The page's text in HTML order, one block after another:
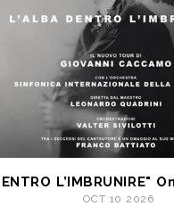
OCT 10 2026